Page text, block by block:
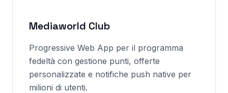
Mediaworld Club
Progressive Web App per il programma
fedeltà con gestione punti, offerte
personalizzate e notifiche push native per
milioni di utenti.